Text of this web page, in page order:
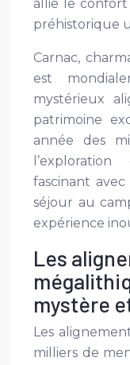
allie le confort
préhistorique
Carnac,
est
mystérieux
patrimoine
année des
fascinant
séjour au
expérience
Les
mystère
Les
milliers de